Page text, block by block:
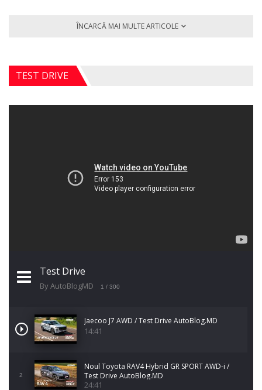
ÎNCARCĂ MAI MULTE ARTICOLE
TEST DRIVE
Test Drive
By AutoBlogMD 1 / 300
Jaecoo J7 AWD / Test Drive AutoBlog.MD
14:41
2
Noul Toyota RAV4 Hybrid GR SPORT AWD-i /
Test Drive AutoBlog.MD
24:41